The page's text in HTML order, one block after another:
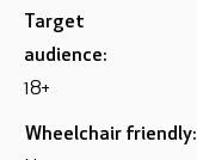
Target
audience:
18+
Wheelchair friendly: